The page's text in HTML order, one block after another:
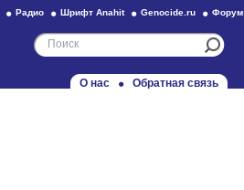
Радио Шрифт Anahit Genocide.ru Форум
О нас Обратная связь